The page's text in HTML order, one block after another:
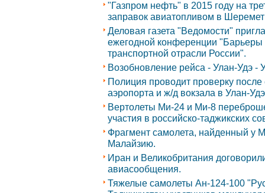
"Газпром нефть" в 2015 году на
заправок авиатопливом в
Деловая газета "Ведомости"
ежегодной конференции "Барьеры
транспортной отрасли России".
Возобновление рейса - Улан-Удэ -
Полиция проводит проверку
аэропорта и ж/д вокзала в Улан-
Вертолеты Ми-24 и Ми-8
участия в российско-таджикских
Фрагмент самолета, найденный у
Малайзию.
Иран и Великобритания
авиасообщения.
Тяжелые самолеты Ан-124-100